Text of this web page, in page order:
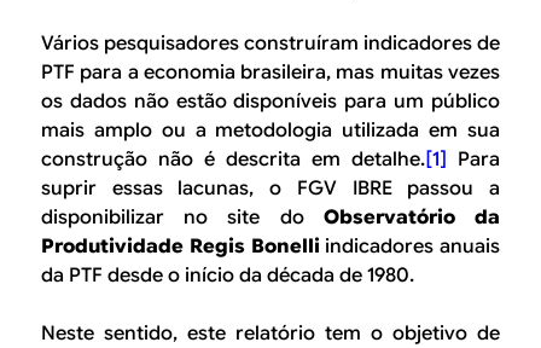
Vários pesquisadores construíram indicadores de
PTF para a economia brasileira, mas muitas vezes
os dados não estão disponíveis para um público
mais amplo ou a metodologia utilizada em sua
construção não é descrita em detalhe.[1] Para
suprir essas lacunas, o FGV IBRE passou a
disponibilizar no site do Observatório da
Produtividade Regis Bonelli indicadores anuais
da PTF desde o início da década de 1980.
Neste sentido, este relatório tem o objetivo de